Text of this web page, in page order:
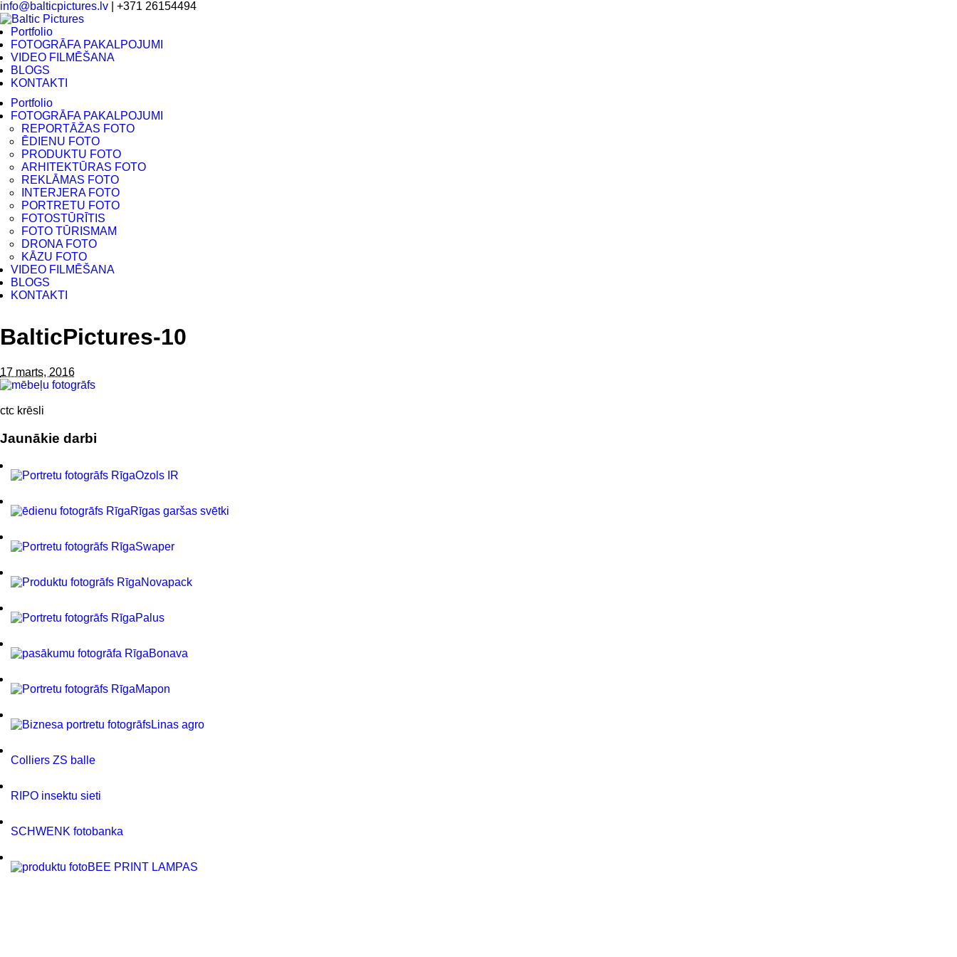
info@balticpictures.lv | +371 26154494
Portfolio
FOTOGRĀFA PAKALPOJUMI
VIDEO FILMĒŠANA
BLOGS
KONTAKTI
Portfolio
FOTOGRĀFA PAKALPOJUMI
REPORTĀŽAS FOTO
ĒDIENU FOTO
PRODUKTU FOTO
ARHITEKTŪRAS FOTO
REKLĀMAS FOTO
INTERJERA FOTO
PORTRETU FOTO
FOTOSTŪRĪTIS
FOTO TŪRISMAM
DRONA FOTO
KĀZU FOTO
VIDEO FILMĒŠANA
BLOGS
KONTAKTI
BalticPictures-10
17 marts, 2016
ctc krēsli
Jaunākie darbi
Ozols IR
Rīgas garšas svētki
Swaper
Novapack
Palus
Bonava
Mapon
Linas agro
Colliers ZS balle
RIPO insektu sieti
SCHWENK fotobanka
BEE PRINT LAMPAS